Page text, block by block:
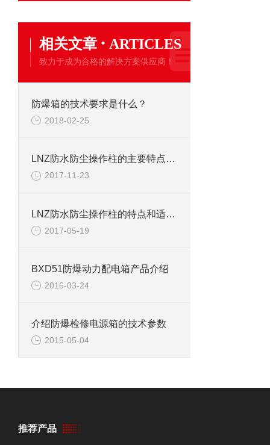
相关文章 · ARTICLES
致力于成为合格的解决方案供应商！
防爆箱的技术要求是什么？
2018-02-25
LNZ防水防尘操作柱的主要特点和用途
2017-11-23
LNZ防水防尘操作柱的特点和适用范围
2017-05-19
BXD51防爆动力配电箱产品介绍
2016-03-24
介绍防爆检修电源箱的技术参数
2015-05-04
推荐产品